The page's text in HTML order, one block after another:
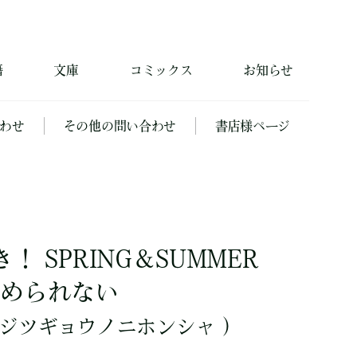
文庫 コミックス お知らせ
せ その他の問い合わせ 書店様ページ
SPRING＆SUMMER
られない
ツギョウノニホンシャ ）